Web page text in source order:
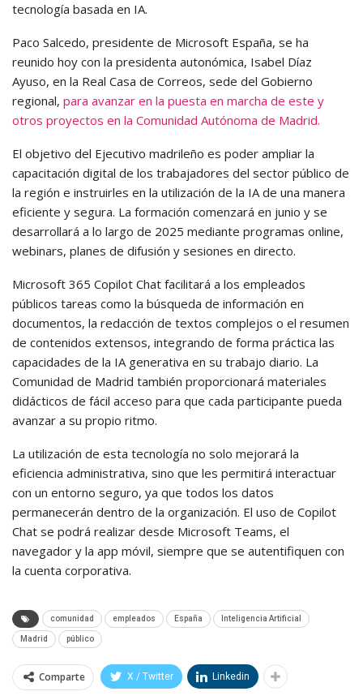
tecnología basada en IA.
Paco Salcedo, presidente de Microsoft España, se ha
reunido hoy con la presidenta autonómica, Isabel Díaz
Ayuso, en la Real Casa de Correos, sede del Gobierno
regional, para avanzar en la puesta en marcha de este y
otros proyectos en la Comunidad Autónoma de Madrid.
El objetivo del Ejecutivo madrileño es poder ampliar la
capacitación digital de los trabajadores del sector público de
la región e instruirles en la utilización de la IA de una manera
eficiente y segura. La formación comenzará en junio y se
desarrollará a lo largo de 2025 mediante programas online,
webinars, planes de difusión y sesiones en directo.
Microsoft 365 Copilot Chat facilitará a los empleados
públicos tareas como la búsqueda de información en
documentos, la redacción de textos complejos o el resumen
de contenidos extensos, integrando de forma práctica las
capacidades de la IA generativa en su trabajo diario. La
Comunidad de Madrid también proporcionará materiales
didácticos de fácil acceso para que cada participante pueda
avanzar a su propio ritmo.
La utilización de esta tecnología no solo mejorará la
eficiencia administrativa, sino que les permitirá interactuar
con un entorno seguro, ya que todos los datos
permanecerán dentro de la organización. El uso de Copilot
Chat se podrá realizar desde Microsoft Teams, el
navegador y la app móvil, siempre que se autentifiquen con
la cuenta corporativa.
comunidad empleados España Inteligencia Artificial
Madrid público
Comparte X / Twitter Linkedin